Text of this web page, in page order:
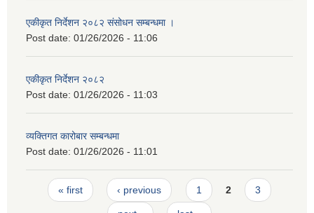
एकीकृत निर्देशन २०८२ संसोधन सम्बन्धमा ।
Post date: 01/26/2026 - 11:06
एकीकृत निर्देशन २०८२
Post date: 01/26/2026 - 11:03
व्यक्तिगत कारोबार सम्बन्धमा
Post date: 01/26/2026 - 11:01
Pages
« first ‹ previous 1 2 3